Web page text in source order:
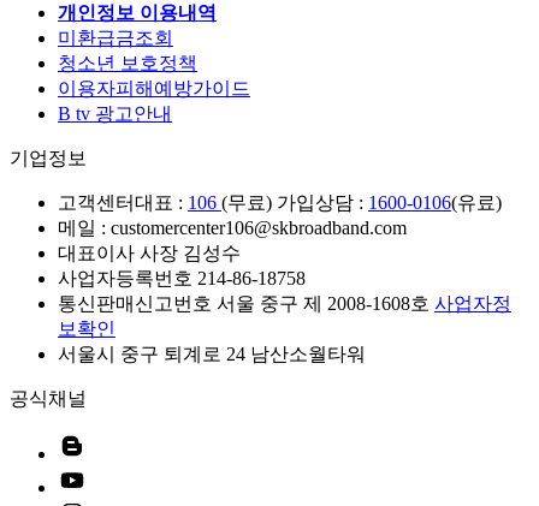
개인정보 이용내역
미환급금조회
청소년 보호정책
이용자피해예방가이드
B tv 광고안내
기업정보
고객센터대표 : 106 (무료) 가입상담 : 1600-0106(유료)
메일 : customercenter106@skbroadband.com
대표이사 사장 김성수
사업자등록번호 214-86-18758
통신판매신고번호 서울 중구 제 2008-1608호 사업자정
보확인
서울시 중구 퇴계로 24 남산소월타워
공식채널